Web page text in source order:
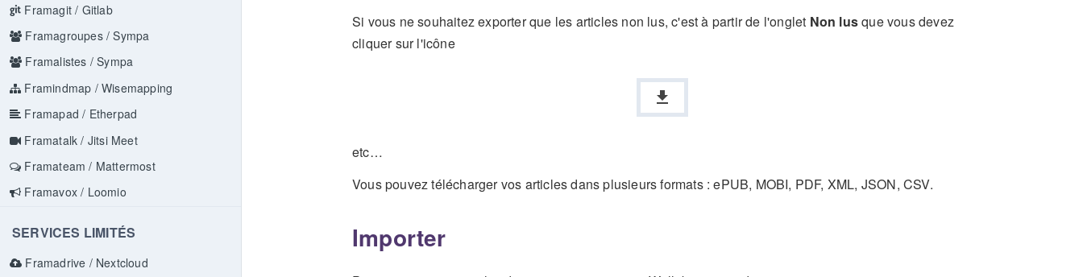
Framagit / Gitlab
Framagroupes / Sympa
Framalistes / Sympa
Framindmap / Wisemapping
Framapad / Etherpad
Framatalk / Jitsi Meet
Framateam / Mattermost
Framavox / Loomio
SERVICES LIMITÉS
Framadrive / Nextcloud
Si vous ne souhaitez exporter que les articles non lus, c'est à partir de l'onglet Non lusque vous devez
cliquer sur l'icône
etc…
Vous pouvez télécharger vos articles dans plusieurs formats : ePUB, MOBI, PDF, XML, JSON, CSV.
Importer